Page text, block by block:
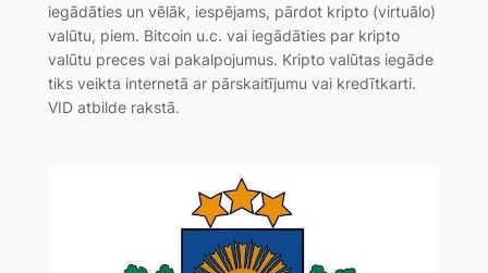
iegādāties un vēlāk, iespējams, pārdot kripto (virtuālo)
valūtu, piem. Bitcoin u.c. vai iegādāties par kripto
valūtu preces vai pakalpojumus. Kripto valūtas iegāde
tiks veikta internetā ar pārskaitījumu vai kredītkarti.
VID atbilde rakstā.